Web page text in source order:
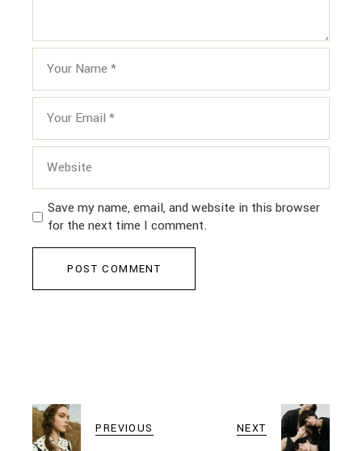
Save my name, email, and website in this browser
for the next time I comment.
POST COMMENT
PREVIOUS NEXT